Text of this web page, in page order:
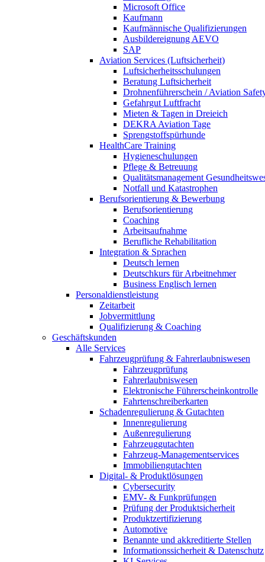
Microsoft Office
Kaufmann
Kaufmännische Qualifizierungen
Ausbildereignung AEVO
SAP
Aviation Services (Luftsicherheit)
Luftsicherheitsschulungen
Beratung Luftsicherheit
Drohnenführerschein / Aviation
Gefahrgut Luftfracht
Mieten & Tagen in Dreieich
DEKRA Aviation Tage
Sprengstoffspürhunde
HealthCare Training
Hygieneschulungen
Pflege & Betreuung
Qualitätsmanagement
Notfall und Katastrophen
Berufsorientierung & Bewerbung
Berufsorientierung
Coaching
Arbeitsaufnahme
Berufliche Rehabilitation
Integration & Sprachen
Deutsch lernen
Deutschkurs für Arbeitnehmer
Business Englisch lernen
Personaldienstleistung
Zeitarbeit
Jobvermittlung
Qualifizierung & Coaching
Geschäftskunden
Alle Services
Fahrzeugprüfung & Fahrerlaubniswesen
Fahrzeugprüfung
Fahrerlaubniswesen
Elektronische Führerscheinkontrolle
Fahrtenschreiberkarten
Schadenregulierung & Gutachten
Innenregulierung
Außenregulierung
Fahrzeuggutachten
Fahrzeug-Managementservices
Immobiliengutachten
Digital- & Produktlösungen
Cybersecurity
EMV- & Funkprüfungen
Prüfung der Produktsicherheit
Produktzertifizierung
Automotive
Benannte und akkreditierte Stellen
Informationssicherheit & Datenschutz